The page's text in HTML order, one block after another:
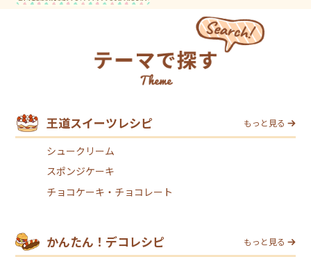
王道スイーツレシピ もっと見る
シュークリーム
スポンジケーキ
チョコケーキ・チョコレート
かんたん！デコレシピ もっと見る